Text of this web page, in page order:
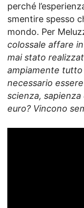
perché
smentire spesso
mondo. Per
colossale affare
mai stato
ampiamente tutto
necessario
scienza,
euro? Vincono